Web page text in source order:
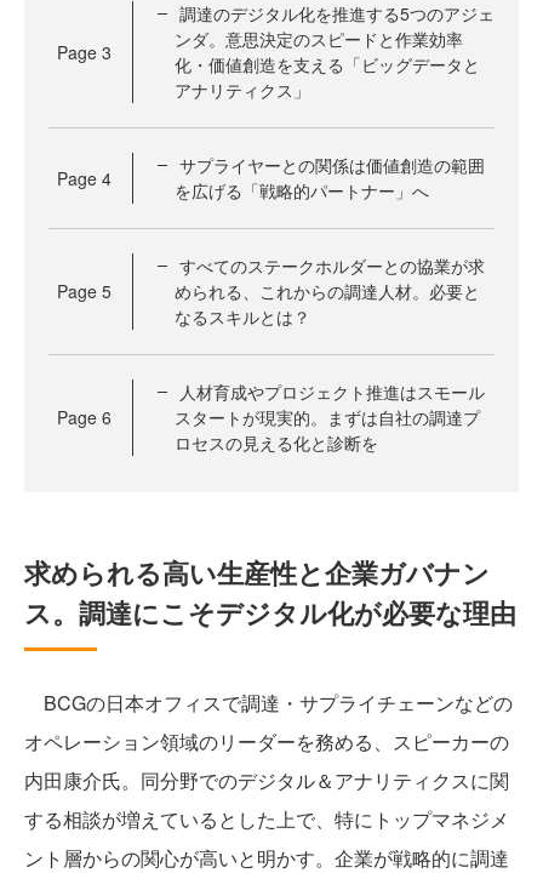
Page 3
調達のデジタル化を推進する5つのアジェ
ンダ。意思決定のスピードと作業効率
化・価値創造を支える「ビッグデータと
アナリティクス」
Page 4
サプライヤーとの関係は価値創造の範囲
を広げる「戦略的パートナー」へ
Page 5
すべてのステークホルダーとの協業が求
められる、これからの調達人材。必要と
なるスキルとは？
Page 6
人材育成やプロジェクト推進はスモール
スタートが現実的。まずは自社の調達プ
ロセスの見える化と診断を
求められる高い生産性と企業ガバナン
ス。調達にこそデジタル化が必要な理由
BCGの日本オフィスで調達・サプライチェーンなどの
オペレーション領域のリーダーを務める、スピーカーの
内田康介氏。同分野でのデジタル＆アナリティクスに関
する相談が増えているとした上で、特にトップマネジメ
ント層からの関心が高いと明かす。企業が戦略的に調達